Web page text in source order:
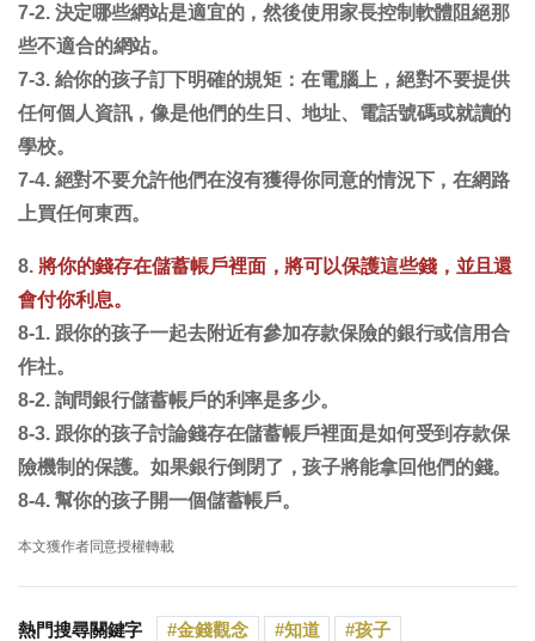
7-2. 決定哪些網站是適宜的，然後使用家長控制軟體阻絕那
些不適合的網站。
7-3. 給你的孩子訂下明確的規矩：在電腦上，絕對不要提供
任何個人資訊，像是他們的生日、地址、電話號碼或就讀的
學校。
7-4. 絕對不要允許他們在沒有獲得你同意的情況下，在網路
上買任何東西。
8. 將你的錢存在儲蓄帳戶裡面，將可以保護這些錢，並且還
會付你利息。
8-1. 跟你的孩子一起去附近有參加存款保險的銀行或信用合
作社。
8-2. 詢問銀行儲蓄帳戶的利率是多少。
8-3. 跟你的孩子討論錢存在儲蓄帳戶裡面是如何受到存款保
險機制的保護。如果銀行倒閉了，孩子將能拿回他們的錢。
8-4. 幫你的孩子開一個儲蓄帳戶。
本文獲作者同意授權轉載
熱門搜尋關鍵字 金錢觀念 知道 孩子